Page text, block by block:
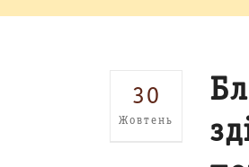
30
Жовтень